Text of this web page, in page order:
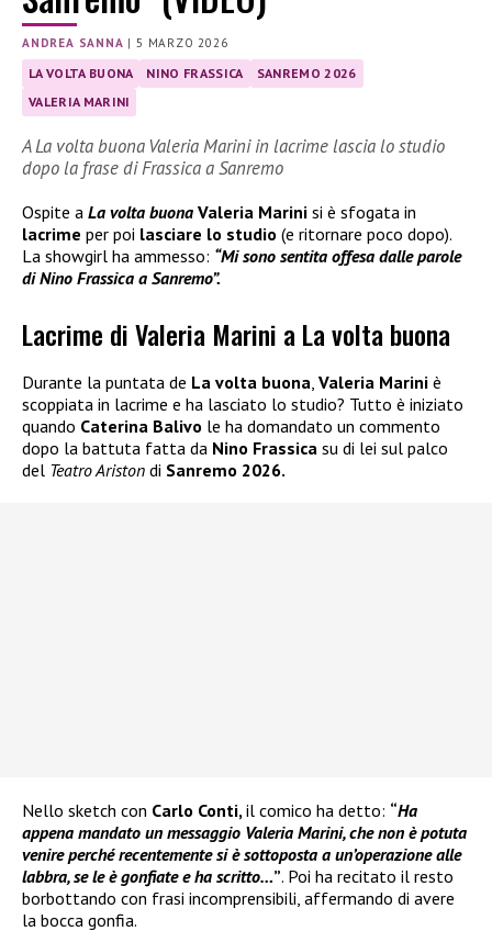
ANDREA SANNA |5 MARZO 2026
LA VOLTA BUONA NINO FRASSICA
SANREMO 2026
VALERIA MARINI
A La volta buona Valeria Marini in lacrime lascia lo studio
dopo la frase di Frassica a Sanremo
Ospite a La volta buona Valeria Marini si è sfogata in
lacrime per poi lasciare lo studio (e ritornare poco dopo).
La showgirl ha ammesso: “Mi sono sentita offesa dalle parole
di Nino Frassica a Sanremo”.
Lacrime di Valeria Marini a La volta buona
Durante la puntata de La volta buona Valeria Marini è
scoppiata in lacrime e ha lasciato lo studio? Tutto è iniziato
quando Caterina Balivo le ha domandato un commento
dopo la battuta fatta da Nino Frassica su di lei sul palco
del Teatro Ariston di Sanremo 2026.
Nello sketch con Carlo Conti, il comico ha detto: “Ha
appena mandato un messaggio Valeria Marini, che non è potuta
venire perché recentemente si è sottoposta a un’operazione alle
labbra, se le è gonfiate e ha scritto…”. Poi ha recitato il resto
borbottando con frasi incomprensibili, affermando di avere
la bocca gonfia.